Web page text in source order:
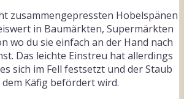
zusammengepressten Hobelspänen
in Baumärkten, Supermärkten
wo du sie einfach an der Hand nach
Das leichte Einstreu hat allerdings
sich im Fell festsetzt und der Staub
Käfig befördert wird.